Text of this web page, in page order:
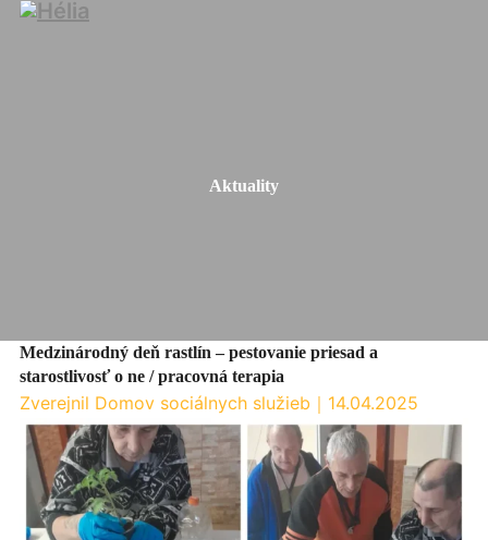
Aktuality
Medzinárodný deň rastlín – pestovanie priesad a
starostlivosť o ne / pracovná terapia
Zverejnil Domov sociálnych služieb ｜ 14.04.2025